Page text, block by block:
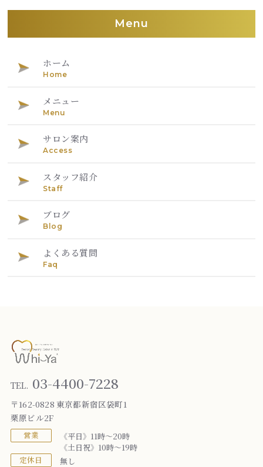
Menu
ホーム
Home
メニュー
Menu
サロン案内
Access
スタッフ紹介
Staff
ブログ
Blog
よくある質問
Faq
TEL. 03-4400-7228
〒162-0828 東京都新宿区袋町1
栗原ビル2F
営業
《平日》11時～20時
《土日祝》10時～19時
定休日 無し